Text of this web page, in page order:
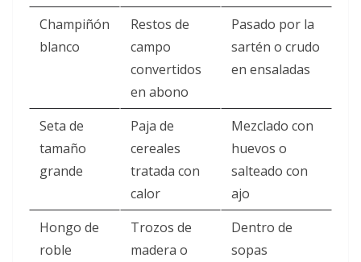
Champiñón
blanco
Restos de
campo
convertidos
en abono
Pasado por la
sartén o crudo
en ensaladas
Seta de
tamaño
grande
Paja de
cereales
tratada con
calor
Mezclado con
huevos o
salteado con
ajo
Hongo de
roble
Trozos de
madera o
Dentro de
sopas